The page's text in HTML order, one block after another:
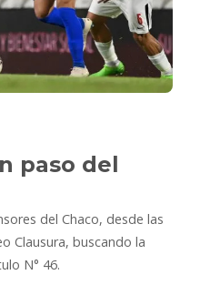
paso del
del Chaco, desde las
Clausura, buscando la
N° 46.